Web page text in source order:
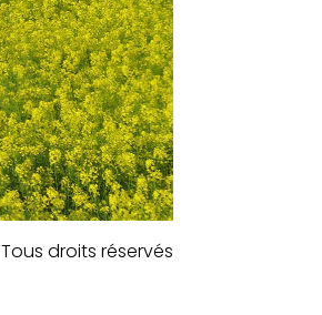
Tous droits réservés